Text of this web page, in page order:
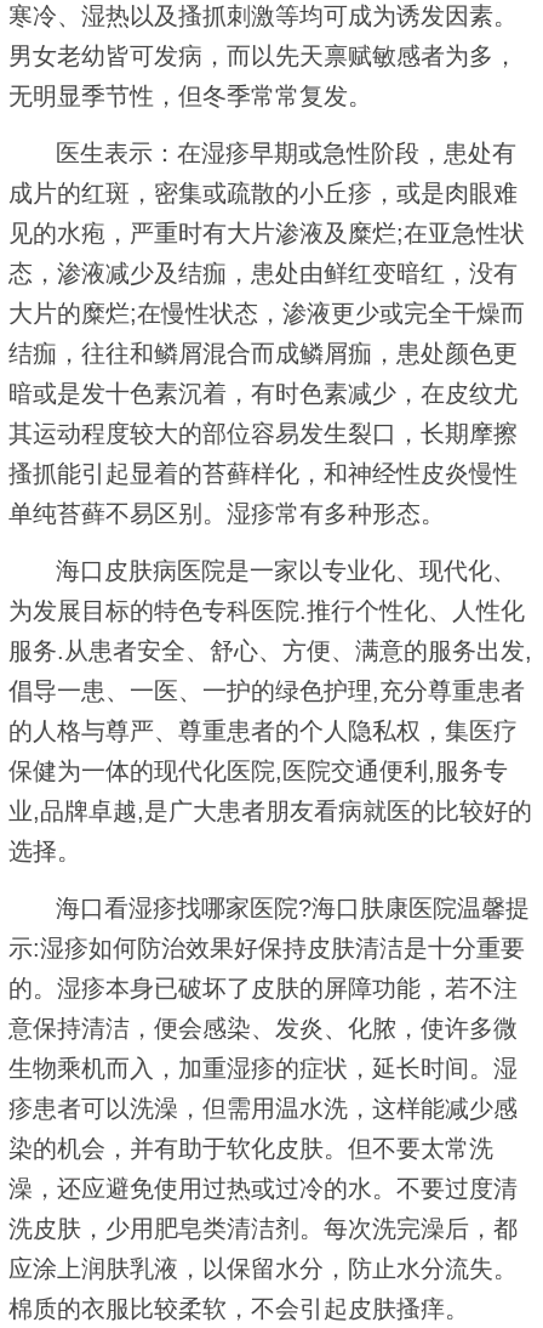
寒冷、湿热以及搔抓刺激等均可成为诱发因素。
男女老幼皆可发病，而以先天禀赋敏感者为多，
无明显季节性，但冬季常常复发。
医生表示：在湿疹早期或急性阶段，患处有
成片的红斑，密集或疏散的小丘疹，或是肉眼难
见的水疱，严重时有大片渗液及糜烂;在亚急性状
态，渗液减少及结痂，患处由鲜红变暗红，没有
大片的糜烂;在慢性状态，渗液更少或完全干燥而
结痂，往往和鳞屑混合而成鳞屑痂，患处颜色更
暗或是发十色素沉着，有时色素减少，在皮纹尤
其运动程度较大的部位容易发生裂口，长期摩擦
搔抓能引起显着的苔藓样化，和神经性皮炎慢性
单纯苔藓不易区别。湿疹常有多种形态。
海口皮肤病医院是一家以专业化、现代化、
为发展目标的特色专科医院.推行个性化、人性化
服务.从患者安全、舒心、方便、满意的服务出发,
倡导一患、一医、一护的绿色护理,充分尊重患者
的人格与尊严、尊重患者的个人隐私权，集医疗
保健为一体的现代化医院,医院交通便利,服务专
业,品牌卓越,是广大患者朋友看病就医的比较好的
选择。
海口看湿疹找哪家医院?海口肤康医院温馨提
示:湿疹如何防治效果好保持皮肤清洁是十分重要
的。湿疹本身已破坏了皮肤的屏障功能，若不注
意保持清洁，便会感染、发炎、化脓，使许多微
生物乘机而入，加重湿疹的症状，延长时间。湿
疹患者可以洗澡，但需用温水洗，这样能减少感
染的机会，并有助于软化皮肤。但不要太常洗
澡，还应避免使用过热或过冷的水。不要过度清
洗皮肤，少用肥皂类清洁剂。每次洗完澡后，都
应涂上润肤乳液，以保留水分，防止水分流失。
棉质的衣服比较柔软，不会引起皮肤搔痒。